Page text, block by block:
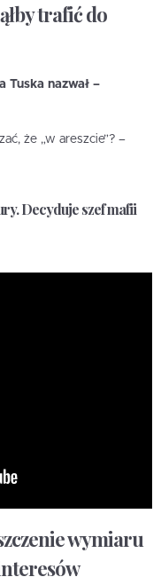
trafić do
nazwał –
że „w areszcie”? –
Decyduje szef mafii
wymiaru